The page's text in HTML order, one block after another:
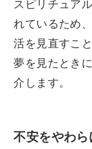
スピリチュア
れているため
活を見直すこ
夢を見たとき
介します。
不安をやわ